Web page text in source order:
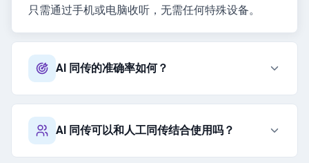
只需通过手机或电脑收听，无需任何特殊设备。
AI 同传的准确率如何？
AI 同传可以和人工同传结合使用吗？